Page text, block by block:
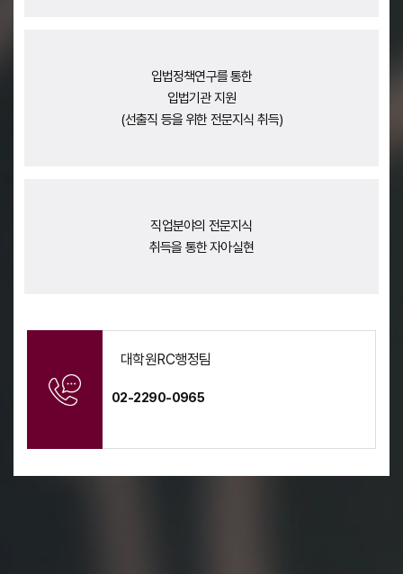
입법정책연구를 통한
입법기관 지원
(선출직 등을 위한 전문지식 취득)
직업분야의 전문지식
취득을 통한 자아실현
대학원RC행정팀
02-2290-0965